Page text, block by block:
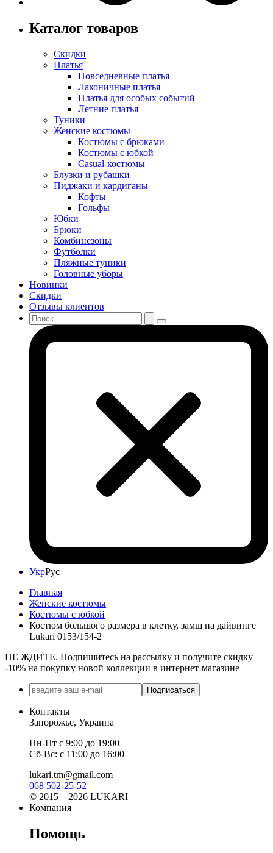
Каталог товаров
Скидки
Платья
Повседневные платья
Лаконичные платья
Платья для особых событий
Летние платья
Туники
Женские костюмы
Костюмы с брюками
Костюмы с юбкой
Casual-костюмы
Блузки и рубашки
Пиджаки и кардиганы
Кофты
Гольфы
Юбки
Брюки
Комбинезоны
Футболки
Пляжные туники
Головные уборы
Новинки
Скидки
Отзывы клиентов
УкрРус
Главная
Женские костюмы
Костюмы с юбкой
Костюм большого размера в клетку, замш на дайвинге
Lukari 0153/154-2
НЕ ЖДИТЕ. Подпишитесь на рассылку и получите скидку
-10% на покупку новой коллекции в интернет-магазине
Подписаться
Контакты
Запорожье, Украина
Пн-Пт с 9:00 до 19:00
Сб-Вс: с 11:00 до 16:00
lukari.tm@gmail.com
068 502-25-52
© 2015—2026 LUKARI
Компания
Помощь